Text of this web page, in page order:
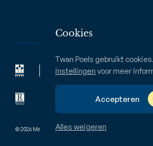
Cookies
Twan Poels gebruikt
instellingen voor meer
Accepteren
Alles weigeren
Waardebepaling
Verhuur & huur
Zoekopdracht
Nieuwbouw
Bedrijven
Over ons
© 2026 Makelaardij Twan Poels Pivacyverklaring